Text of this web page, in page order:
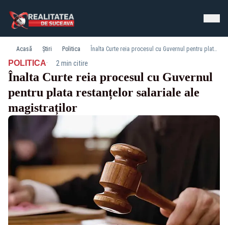
Acasă Știri Politica Înalta Curte reia procesul cu Guvernul pentru plata restanțelor salariale ale magistraților
POLITICA· 2 min citire
Înalta Curte reia procesul cu Guvernul
pentru plata restanțelor salariale ale
magistraților